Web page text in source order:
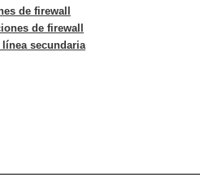
de firewall
de firewall
secundaria